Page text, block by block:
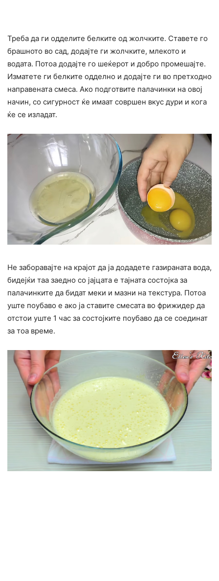
Треба да ги одделите белките од жолчките. Ставете го
брашното во сад, додајте ги жолчките, млекото и
водата. Потоа додајте го шеќерот и добро промешајте.
Изматете ги белките одделно и додајте ги во претходно
направената смеса. Ако подготвите палачинки на овој
начин, со сигурност ќе имаат совршен вкус дури и кога
ќе се изладат.
Не заборавајте на крајот да ја додадете газираната вода,
бидејќи таа заедно со јајцата е тајната состојка за
палачинките да бидат меки и мазни на текстура. Потоа
уште поубаво е ако ја ставите смесата во фрижидер да
отстои уште 1 час за состојките поубаво да се соединат
за тоа време.